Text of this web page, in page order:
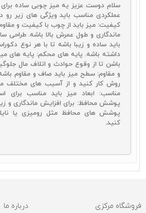
سلام دوست عزیز یه میز چوبی ساده
عملکردی مناسب باید ویژگی‌ های زیر
کیفیت: میز باید از چوب با کیفیت و
ماندگاری و طول عمرش بالا باشه. طراحی
باید ساده و زیبا باشه تا با هر نوع
داشته باشه. پایه‌ های محکم: پایه‌ های
باشن تا از وقوع حوادث و اتلاف مال
و مقاوم: سطح میز باید صاف و مقاوم
روش کار کنید و از آسیب‌ های مختلف
مناسب: ابعاد میز باید مناسب برای
پوشش محافظ: برای افزایش ماندگاری و
پوشش‌ های محافظ مثل رومیزی یا
کنید.
فروشگاه مرکزی درباره ما